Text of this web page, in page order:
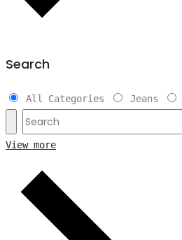
Search
All Categories Jeans
View more